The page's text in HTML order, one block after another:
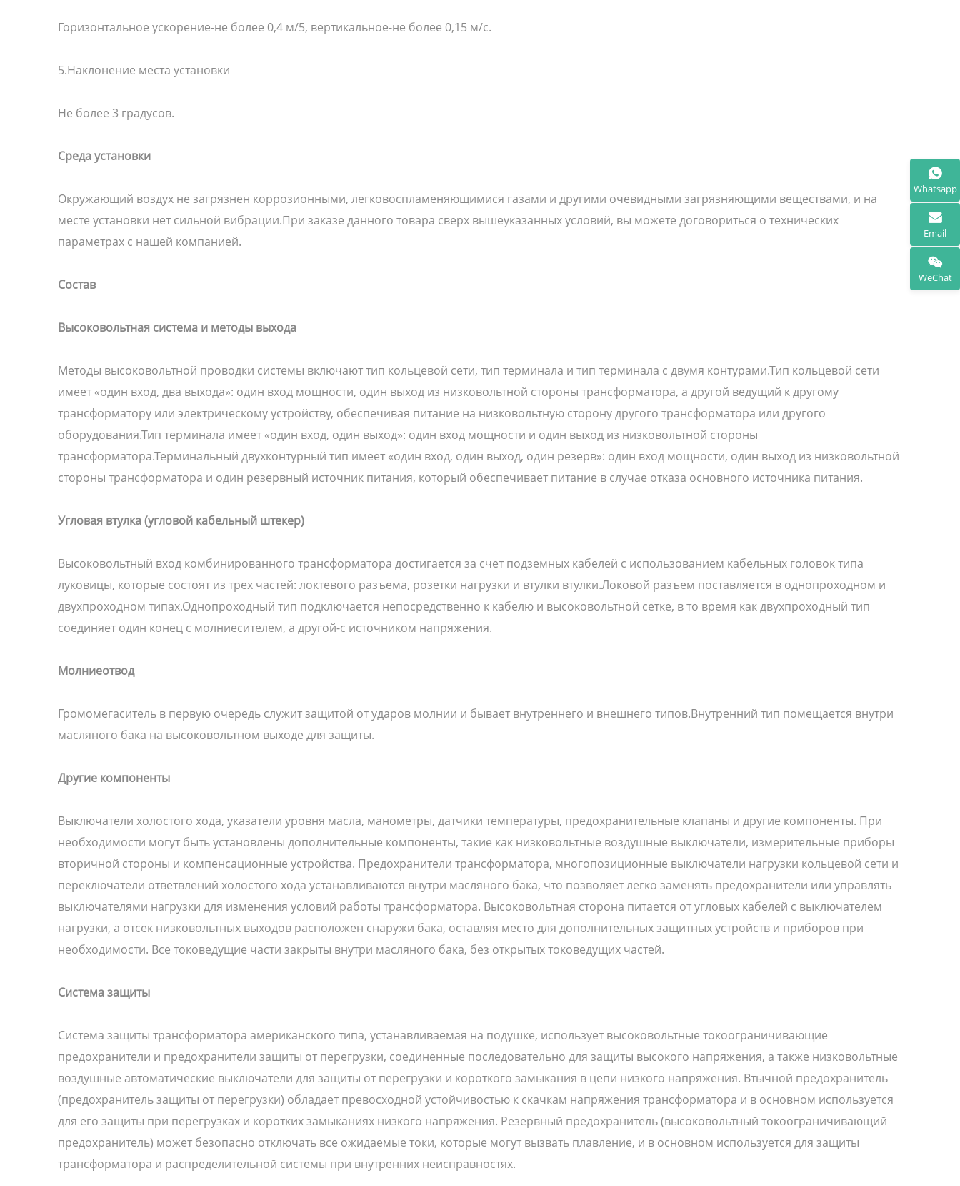
Горизонтальное ускорение-не более 0,4 м/5, вертикальное-не более 0,15 м/с.
5.Наклонение места установки
Не более 3 градусов.
Среда установки
Окружающий воздух не загрязнен коррозионными, легковоспламеняющимися газами и другими очевидными загрязняющими веществами, и на
месте установки нет сильной вибрации.При заказе данного товара сверх вышеуказанных условий, вы можете договориться о технических
параметрах с нашей компанией.
Состав
Высоковольтная система и методы выхода
Методы высоковольтной проводки системы включают тип кольцевой сети, тип терминала и тип терминала с двумя контурами.Тип кольцевой сети
имеет «один вход, два выхода»: один вход мощности, один выход из низковольтной стороны трансформатора, а другой ведущий к другому
трансформатору или электрическому устройству, обеспечивая питание на низковольтную сторону другого трансформатора или другого
оборудования.Тип терминала имеет «один вход, один выход»: один вход мощности и один выход из низковольтной стороны
трансформатора.Терминальный двухконтурный тип имеет «один вход, один выход, один резерв»: один вход мощности, один выход из низковольтной
стороны трансформатора и один резервный источник питания, который обеспечивает питание в случае отказа основного источника питания.
Угловая втулка (угловой кабельный штекер)
Высоковольтный вход комбинированного трансформатора достигается за счет подземных кабелей с использованием кабельных головок типа
луковицы, которые состоят из трех частей: локтевого разъема, розетки нагрузки и втулки втулки.Локовой разъем поставляется в однопроходном и
двухпроходном типах.Однопроходный тип подключается непосредственно к кабелю и высоковольтной сетке, в то время как двухпроходный тип
соединяет один конец с молниесителем, а другой-с источником напряжения.
Молниеотвод
Громомегаситель в первую очередь служит защитой от ударов молнии и бывает внутреннего и внешнего типов.Внутренний тип помещается внутри
масляного бака на высоковольтном выходе для защиты.
Другие компоненты
Выключатели холостого хода, указатели уровня масла, манометры, датчики температуры, предохранительные клапаны и другие компоненты. При
необходимости могут быть установлены дополнительные компоненты, такие как низковольтные воздушные выключатели, измерительные приборы
вторичной стороны и компенсационные устройства. Предохранители трансформатора, многопозиционные выключатели нагрузки кольцевой сети и
переключатели ответвлений холостого хода устанавливаются внутри масляного бака, что позволяет легко заменять предохранители или управлять
выключателями нагрузки для изменения условий работы трансформатора. Высоковольтная сторона питается от угловых кабелей с выключателем
нагрузки, а отсек низковольтных выходов расположен снаружи бака, оставляя место для дополнительных защитных устройств и приборов при
необходимости. Все токоведущие части закрыты внутри масляного бака, без открытых токоведущих частей.
Система защиты
Система защиты трансформатора американского типа, устанавливаемая на подушке, использует высоковольтные токоограничивающие
предохранители и предохранители защиты от перегрузки, соединенные последовательно для защиты высокого напряжения, а также низковольтные
воздушные автоматические выключатели для защиты от перегрузки и короткого замыкания в цепи низкого напряжения. Втычной предохранитель
(предохранитель защиты от перегрузки) обладает превосходной устойчивостью к скачкам напряжения трансформатора и в основном используется
для его защиты при перегрузках и коротких замыканиях низкого напряжения. Резервный предохранитель (высоковольтный токоограничивающий
предохранитель) может безопасно отключать все ожидаемые токи, которые могут вызвать плавление, и в основном используется для защиты
трансформатора и распределительной системы при внутренних неисправностях.
Whatsapp
Email
WeChat